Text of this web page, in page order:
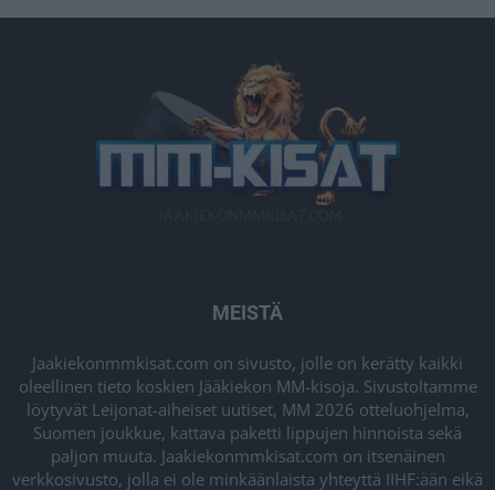
MEISTÄ
Jaakiekonmmkisat.com on sivusto, jolle on kerätty kaikki
oleellinen tieto koskien Jääkiekon MM-kisoja. Sivustoltamme
löytyvät Leijonat-aiheiset uutiset, MM 2026 otteluohjelma,
Suomen joukkue, kattava paketti lippujen hinnoista sekä
paljon muuta. Jaakiekonmmkisat.com on itsenäinen
verkkosivusto, jolla ei ole minkäänlaista yhteyttä IIHF:ään eikä